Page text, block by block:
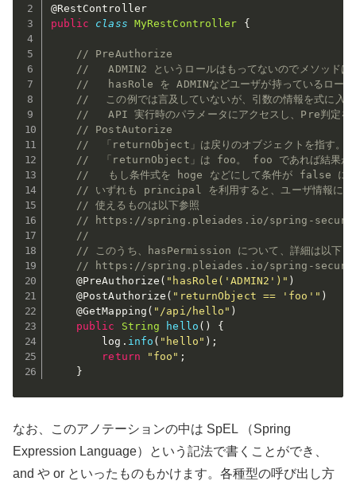
@RestController
public
class MyRestController {
// PreAuthorize
//   ADMIN2 というロールはもってないのでメソッドは
//   hasRole を ADMINなどユーザが持っているロール
//　 この例では言及していないが、引数の情報を式に入
//   API 実行時のパラメータにアクセスし、Pre判定を
// PostAutorize
//  「returnObject」は戻りのオブジェクトを指す。
//  「returnObject」は foo。 foo であれば結果が
//   もし条件式を hoge などにして条件が false に
// いずれも principal を利用すると、ユーザ情報にア
// 使えるものは以下参照
// https://spring.pleiades.io/spring-
//
// このうち、hasPermission について、詳細は以下
// https://spring.pleiades.io/spring-
@PreAuthorize ( "hasRole('ADMIN2')" )
@PostAuthorize ( "returnObject == 'foo'" )
@GetMapping ( "/api/hello" )
public
String hello ( )
{
        log
. info ( "hello" ) ;
return
"foo" ;
}
なお、このアノテーションの中は SpEL （Spring
Expression Language）という記法で書くことができ、
and や or といったものもかけます。各種型の呼び出し方